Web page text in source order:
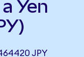
Yen
JPY